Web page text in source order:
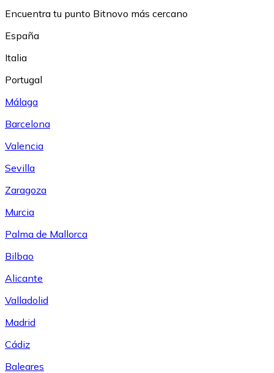
Encuentra tu punto Bitnovo más cercano
España
Italia
Portugal
Málaga
Barcelona
Valencia
Sevilla
Zaragoza
Murcia
Palma de Mallorca
Bilbao
Alicante
Valladolid
Madrid
Cádiz
Baleares